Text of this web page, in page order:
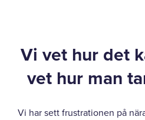
Vi vet hur det
vet hur man
Vi har sett frustrationen på